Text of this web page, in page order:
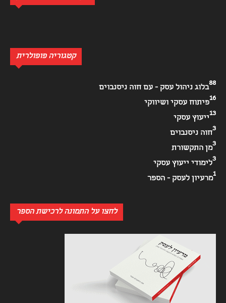
קטגוריה פופולרית
בלוג ניהול עסק - עם חוה ניסנבוים
88
פיתוח עסקי ושיווקי
16
ייעוץ עסקי
13
חוה ניסנבוים
3
מן התקשורת
3
לימודי ייעוץ עסקי
3
מרעיון לעסק - הספר
1
לחצו על התמונה לרכישת הספר